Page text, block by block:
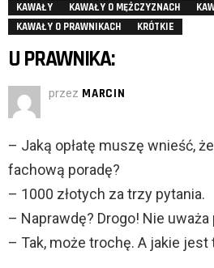
KAWAŁY KAWAŁY O MĘŻCZYZNACH
KAWAŁY O PRAWNIKACH
KRÓTKIE
U PRAWNIKA:
przez MARCIN
– Jaką opłatę muszę wnieść,
fachową poradę?
– 1000 złotych za trzy pytania.
– Naprawdę? Drogo! Nie uważa
– Tak, może trochę. A jakie